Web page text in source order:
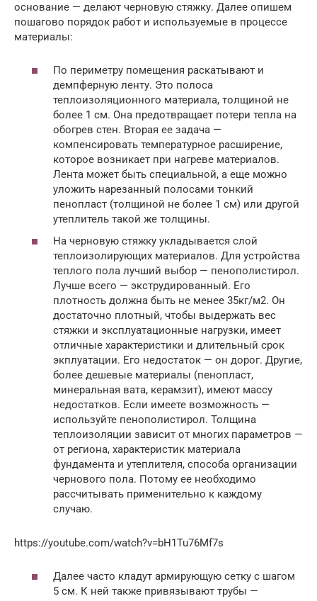
основание — делают черновую стяжку. Далее опишем
пошагово порядок работ и используемые в процессе
материалы:
По периметру помещения раскатывают и
демпферную ленту. Это полоса
теплоизоляционного материала, толщиной не
более 1 см. Она предотвращает потери тепла на
обогрев стен. Вторая ее задача —
компенсировать температурное расширение,
которое возникает при нагреве материалов.
Лента может быть специальной, а еще можно
уложить нарезанный полосами тонкий
пенопласт (толщиной не более 1 см) или другой
утеплитель такой же толщины.
На черновую стяжку укладывается слой
теплоизолирующих материалов. Для устройства
теплого пола лучший выбор — пенополистирол.
Лучше всего — экструдированный. Его
плотность должна быть не менее 35кг/м2. Он
достаточно плотный, чтобы выдержать вес
стяжки и эксплуатационные нагрузки, имеет
отличные характеристики и длительный срок
экплуатации. Его недостаток — он дорог. Другие,
более дешевые материалы (пенопласт,
минеральная вата, керамзит), имеют массу
недостатков. Если имеете возможность —
используйте пенополистирол. Толщина
теплоизоляции зависит от многих параметров —
от региона, характеристик материала
фундамента и утеплителя, способа организации
чернового пола. Потому ее необходимо
рассчитывать применительно к каждому
случаю.
https://youtube.com/watch?v=bH1Tu76Mf7s
Далее часто кладут армирующую сетку с шагом
5 см. К ней также привязывают трубы —